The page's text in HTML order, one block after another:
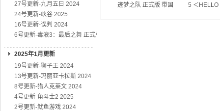
27号更新-九月五日 2024
24号更新-峡谷 2025
16号更新-误判 2024
6号更新-毒液3：最后之舞 正式版
2025年1月更新
19号更新-狮子王 2024
13号更新-玛丽亚卡拉斯 2024
8号更新-猎人克莱文 2024
4号更新-角斗士2 2025
2号更新-鱿鱼游戏 2024
迹梦之队 正式版 带国
5 ＜HELLO